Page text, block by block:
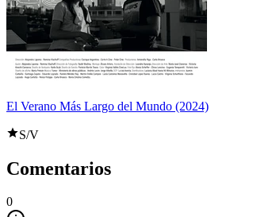
El Verano Más Largo del Mundo (2024)
S/V
Comentarios
0